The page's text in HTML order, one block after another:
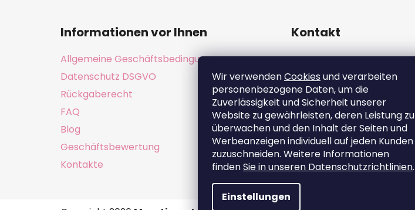
Wir verwendenCookies und verarbeiten
personenbezogene Daten, um die
Zuverlässigkeit und Sicherheit unserer
Website zu gewährleisten, deren Leistung zu
überwachen und den Inhalt der Seiten und
Werbeanzeigen individuell auf jeden Kunden
zuzuschneiden. Weitere Informationen
findenSie in unseren Datenschutzrichtlinien.
Einstellungen
Informationen vor Ihnen
Allgemeine Geschäftsbedingungen
Datenschutz DSGVO
Rückgaberecht
FAQ
Blog
Geschäftsbewertung
Kontakte
Kontakt
+421911050251